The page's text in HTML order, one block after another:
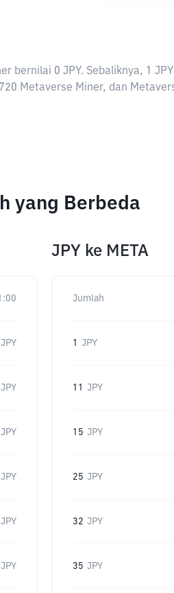
bernilai 0 JPY. Sebaliknya, 1
Metaverse Miner, dan
yang Berbeda
JPY
JPY
JPY
JPY
JPY
JPY
JPY ke META
Jumlah
1 JPY
11 JPY
15 JPY
25 JPY
32 JPY
35 JPY